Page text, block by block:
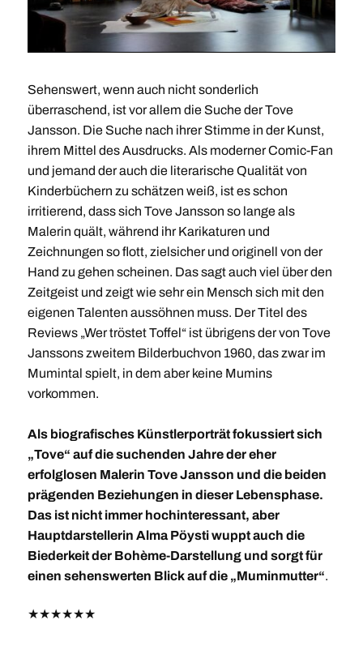
Sehenswert, wenn auch nicht sonderlich
überraschend, ist vor allem die Suche der Tove
Jansson. Die Suche nach ihrer Stimme in der Kunst,
ihrem Mittel des Ausdrucks. Als moderner Comic-Fan
und jemand der auch die literarische Qualität von
Kinderbüchern zu schätzen weiß, ist es schon
irritierend, dass sich Tove Jansson so lange als
Malerin quält, während ihr Karikaturen und
Zeichnungen so flott, zielsicher und originell von der
Hand zu gehen scheinen. Das sagt auch viel über den
Zeitgeist und zeigt wie sehr ein Mensch sich mit den
eigenen Talenten aussöhnen muss. Der Titel des
Reviews „Wer tröstet Toffel“ ist übrigens der von Tove
Janssons zweitem Bilderbuchvon 1960, das zwar im
Mumintal spielt, in dem aber keine Mumins
vorkommen.
Als biografisches Künstlerporträt fokussiert sich
„Tove“ auf die suchenden Jahre der eher
erfolglosen Malerin Tove Jansson und die beiden
prägenden Beziehungen in dieser Lebensphase.
Das ist nicht immer hochinteressant, aber
Hauptdarstellerin Alma Pöysti wuppt auch die
Biederkeit der Bohème-Darstellung und sorgt für
einen sehenswerten Blick auf die „Muminmutter“.
★★★★★★